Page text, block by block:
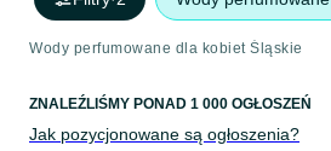
Wody perfumowane dla kobiet Śląskie
ZNALEŹLIŚMY PONAD 1 000 OGŁOSZEŃ
Jak pozycjonowane są ogłoszenia?